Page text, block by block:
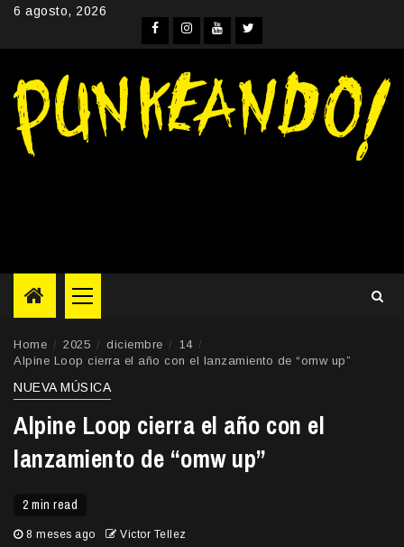
Skip6 agosto, 2026
Facebook
Instagram
YouTube
Twitter
Primary
Menu
Home 2025 diciembre
14
Alpine Loop cierra el año con el lanzamiento de “omw up”
NUEVA MÚSICA
Alpine Loop cierra el año con el
lanzamiento de “omw up”
2 min read
8 meses ago Victor Tellez